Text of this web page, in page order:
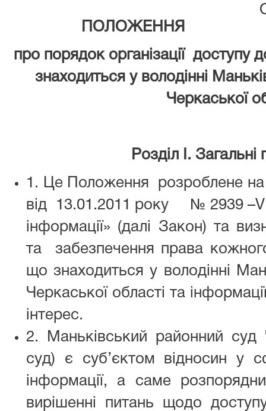
ПОЛОЖЕННЯ
про порядок організації доступу
знаходиться у володінні
Черкаської
Розділ I.
1. Це Положення розроблене на
від 13.01.2011 року № 2939
інформації» (далі Закон) та
та забезпечення права
що знаходиться у володінні
Черкаської області та
інтерес.
2. Маньківський районний суд
суд) є суб’єктом відносин у
інформації, а саме
вирішенні питань щодо